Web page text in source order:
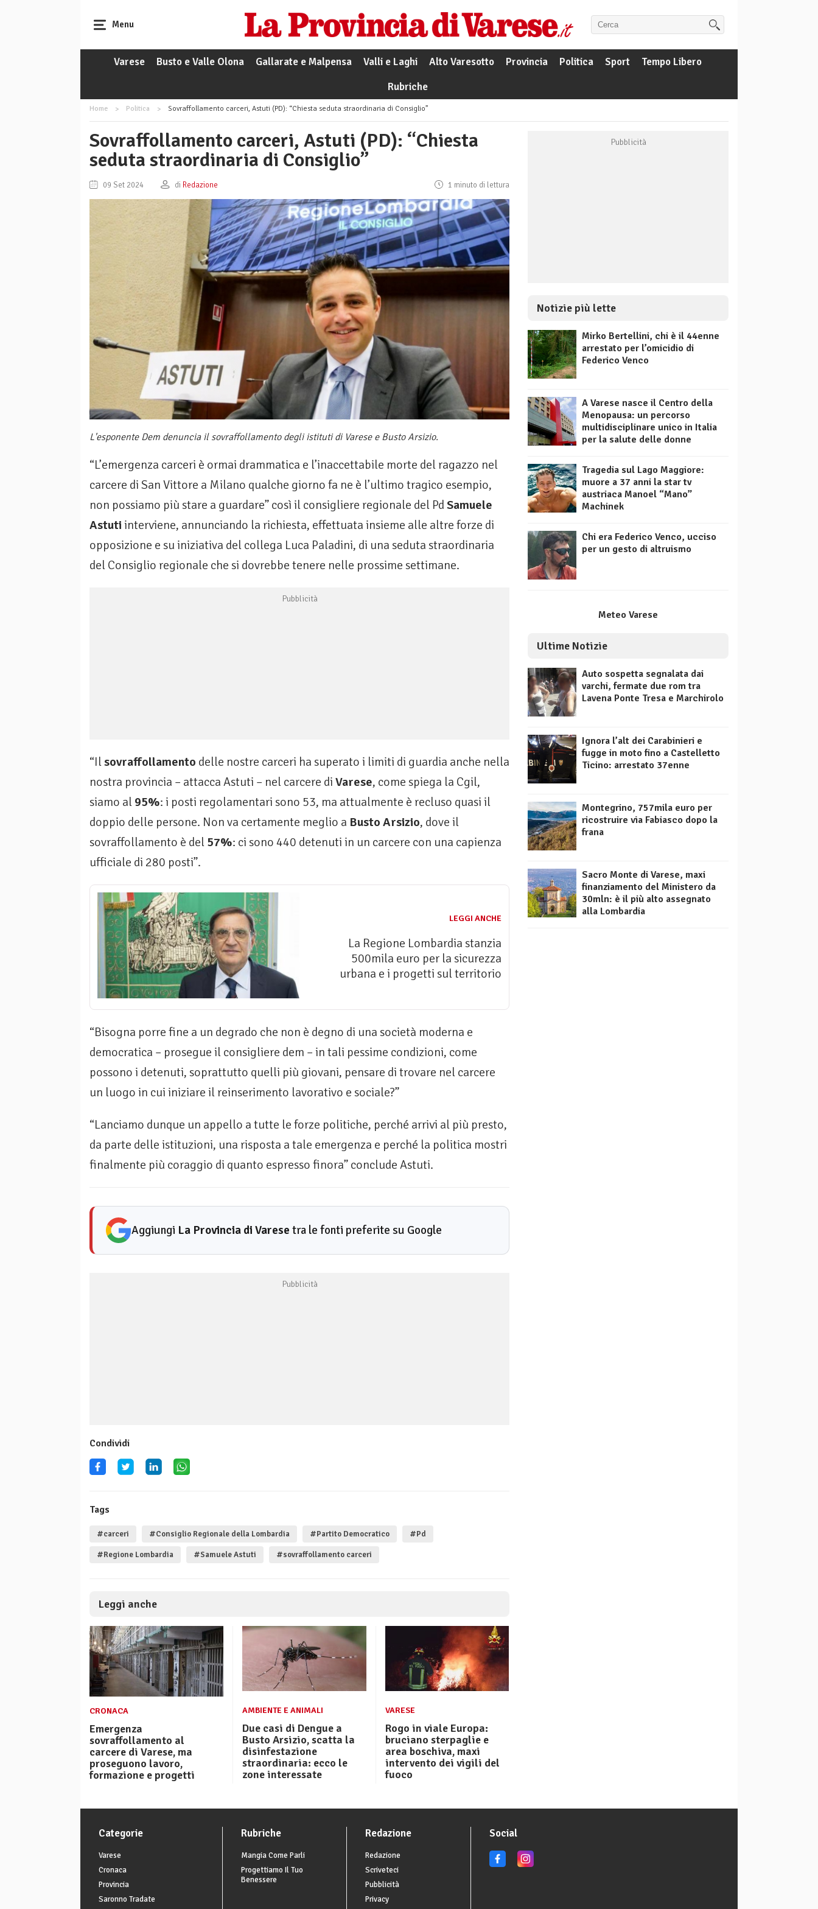
Menu
Varese Busto e Valle Olona Gallarate e Malpensa Valli e Laghi Alto Varesotto Provincia Politica Sport
Tempo Libero
Rubriche
Home Politica Sovraffollamento carceri, Astuti (PD): “Chiesta seduta straordinaria di Consiglio”
Sovraffollamento carceri, Astuti (PD): “Chiesta
seduta straordinaria di Consiglio”
09 Set 2024 di Redazione 1 minuto di lettura
L'esponente Dem denuncia il sovraffollamento degli istituti di Varese e Busto Arsizio.
“L’emergenza carceri è ormai drammatica e l’inaccettabile morte del ragazzo nel
carcere di San Vittore a Milano qualche giorno fa ne è l’ultimo tragico esempio,
non possiamo più stare a guardare” così il consigliere regionale del Pd Samuele
Astuti interviene, annunciando la richiesta, effettuata insieme alle altre forze di
opposizione e su iniziativa del collega Luca Paladini, di una seduta straordinaria
del Consiglio regionale che si dovrebbe tenere nelle prossime settimane.
“Ilsovraffollamento delle nostre carceri ha superato i limiti di guardia anche nella
nostra provincia – attacca Astuti – nel carcere di Varese, come spiega la Cgil,
siamo al 95%: i posti regolamentari sono 53, ma attualmente è recluso quasi il
doppio delle persone. Non va certamente meglio a Busto Arsizio, dove il
sovraffollamento è del 57%: ci sono 440 detenuti in un carcere con una capienza
ufficiale di 280 posti”.
LEGGI ANCHE
La Regione Lombardia stanzia
500mila euro per la sicurezza
urbana e i progetti sul territorio
“Bisogna porre fine a un degrado che non è degno di una società moderna e
democratica – prosegue il consigliere dem – in tali pessime condizioni, come
possono i detenuti, soprattutto quelli più giovani, pensare di trovare nel carcere
un luogo in cui iniziare il reinserimento lavorativo e sociale?”
“Lanciamo dunque un appello a tutte le forze politiche, perché arrivi al più presto,
da parte delle istituzioni, una risposta a tale emergenza e perché la politica mostri
finalmente più coraggio di quanto espresso finora” conclude Astuti.
Aggiungi La Provincia di Varese tra le fonti preferite su Google
Condividi
Tags
#carceri #Consiglio Regionale della Lombardia #Partito Democratico #Pd
#Regione Lombardia #Samuele Astuti #sovraffollamento carceri
Leggi anche
CRONACA
Emergenza
sovraffollamento al
carcere di Varese, ma
proseguono lavoro,
formazione e progetti
AMBIENTE E ANIMALI
Due casi di Dengue a
Busto Arsizio, scatta la
disinfestazione
straordinaria: ecco le
zone interessate
VARESE
Rogo in viale Europa:
bruciano sterpaglie e
area boschiva, maxi
intervento dei vigili del
fuoco
Notizie più lette
Mirko Bertellini, chi è il 44enne
arrestato per l’omicidio di
Federico Venco
A Varese nasce il Centro della
Menopausa: un percorso
multidisciplinare unico in Italia
per la salute delle donne
Tragedia sul Lago Maggiore:
muore a 37 anni la star tv
austriaca Manoel “Mano”
Machinek
Chi era Federico Venco, ucciso
per un gesto di altruismo
Meteo Varese
Ultime Notizie
Auto sospetta segnalata dai
varchi, fermate due rom tra
Lavena Ponte Tresa e Marchirolo
Ignora l’alt dei Carabinieri e
fugge in moto fino a Castelletto
Ticino: arrestato 37enne
Montegrino, 757mila euro per
ricostruire via Fabiasco dopo la
frana
Sacro Monte di Varese, maxi
finanziamento del Ministero da
30mln: è il più alto assegnato
alla Lombardia
Categorie
Varese
Cronaca
Provincia
Saronno Tradate
Rubriche
Mangia Come Parli
Progettiamo Il Tuo
Benessere
Redazione
Redazione
Scriveteci
Pubblicità
Privacy
Social